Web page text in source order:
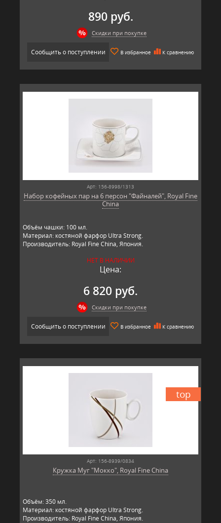
890 руб.
Скидки при покупке
Сообщить о поступлении В избранное К сравнению
Арт: 156-8998/1313
Набор кофейных пар на 6 персон "Файналей", Royal Fine
China
Объём чашки: 100 мл.
Материал: костяной фарфор Ultra Strong.
Производитель: Royal Fine China, Япония.
НЕТ В НАЛИЧИИ
Цена:
6 820 руб.
Скидки при покупке
Сообщить о поступлении В избранное К сравнению
top
Арт: 156-8939/0834
Кружка Муг "Мокко", Royal Fine China
Объём: 350 мл.
Материал: костяной фарфор Ultra Strong.
Производитель: Royal Fine China, Япония.